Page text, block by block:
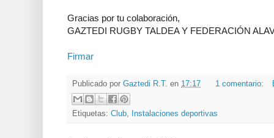
Gracias por tu colaboración,
GAZTEDI RUGBY TALDEA Y FEDERACIÓN
Firmar
Publicado por Gaztedi R.T. en 17:17 1 comentario:
Etiquetas: Club, Instalaciones deportivas